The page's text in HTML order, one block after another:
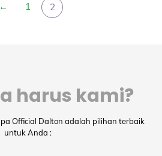
← 1 2
harus kami?
Official Dalton adalah pilihan terbaik
untuk Anda :